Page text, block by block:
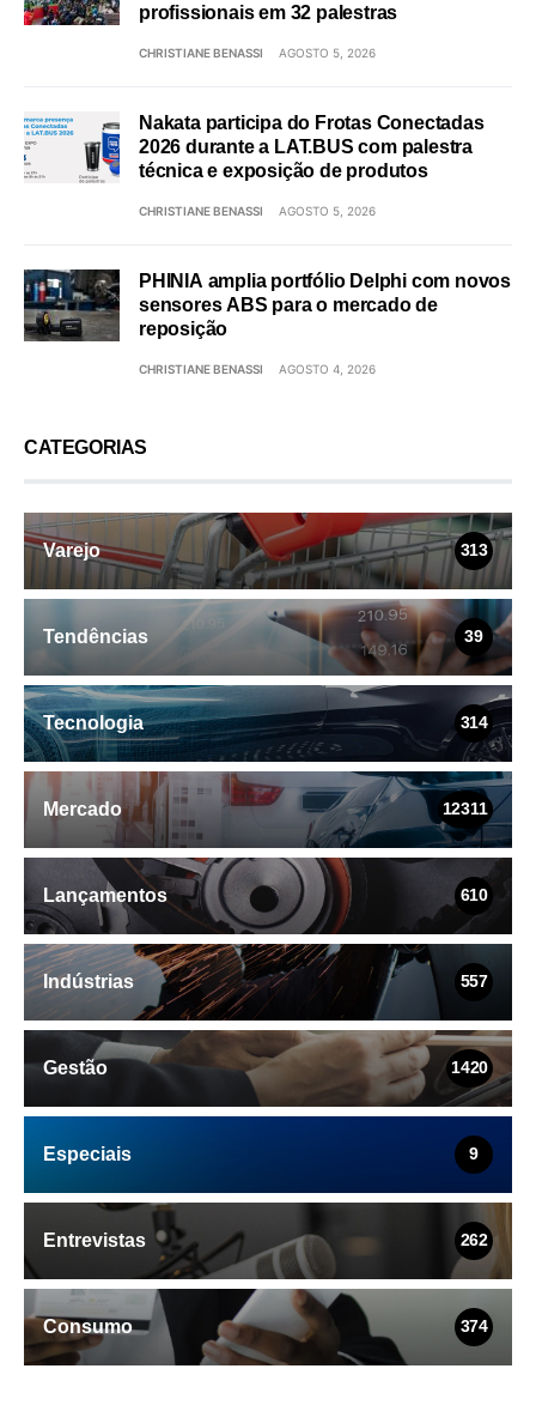
profissionais em 32 palestras
CHRISTIANE BENASSI AGOSTO 5, 2026
Nakata participa do Frotas Conectadas
2026 durante a LAT.BUS com palestra
técnica e exposição de produtos
CHRISTIANE BENASSI AGOSTO 5, 2026
PHINIA amplia portfólio Delphi com novos
sensores ABS para o mercado de
reposição
CHRISTIANE BENASSI AGOSTO 4, 2026
CATEGORIAS
Varejo 313
Tendências 39
Tecnologia 314
Mercado 12311
Lançamentos 610
Indústrias 557
Gestão 1420
Especiais 9
Entrevistas 262
Consumo 374